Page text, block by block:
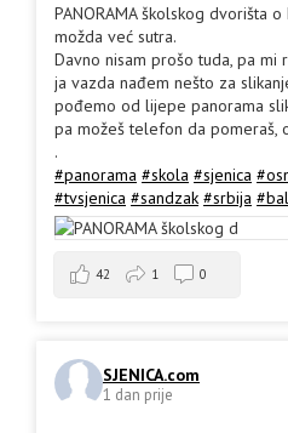
PANORAMA školskog dvorišta
možda već sutra.
Davno nisam prošo tuda, pa mi
ja vazda nađem nešto za
pođemo od lijepe panorama
pa možeš telefon da pomeraš,
.
#panorama #skola #sjenica
#tvsjenica #sandzak #srbija
42 1 0
SJENICA.com
1 dan prije